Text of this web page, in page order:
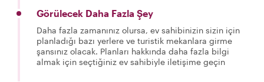
Görülecek Daha Fazla Şey
Daha fazla zamanınız olursa, ev sahibinizin sizin için
planladığı bazı yerlere ve turistik mekanlara girme
şansınız olacak. Planları hakkında daha fazla bilgi
almak için seçtiğiniz ev sahibiyle iletişime geçin